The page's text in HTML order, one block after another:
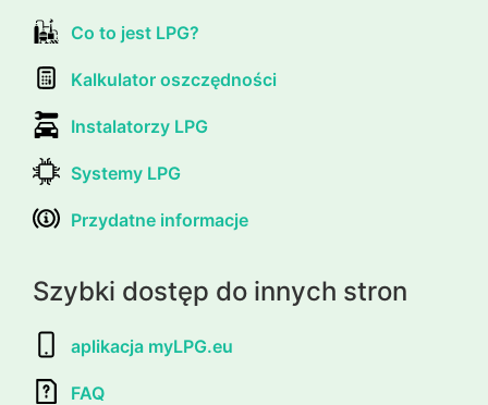
Co to jest LPG?
Kalkulator oszczędności
Instalatorzy LPG
Systemy LPG
Przydatne informacje
Szybki dostęp do innych stron
aplikacja myLPG.eu
FAQ